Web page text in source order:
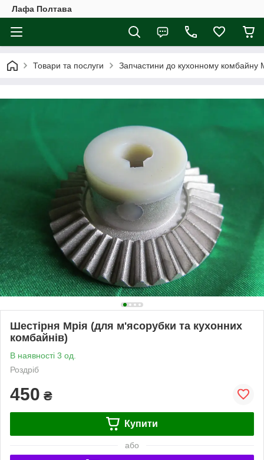
Лафа Полтава
Товари та послуги Запчастини до кухонному комбайну
Шестірня Мрія (для м'ясорубки та кухонних
комбайнів)
В наявності 3 од.
Роздріб
450 ₴
Купити
або